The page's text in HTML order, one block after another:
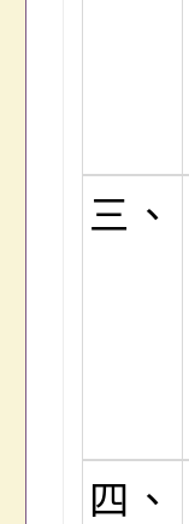
三、
四、